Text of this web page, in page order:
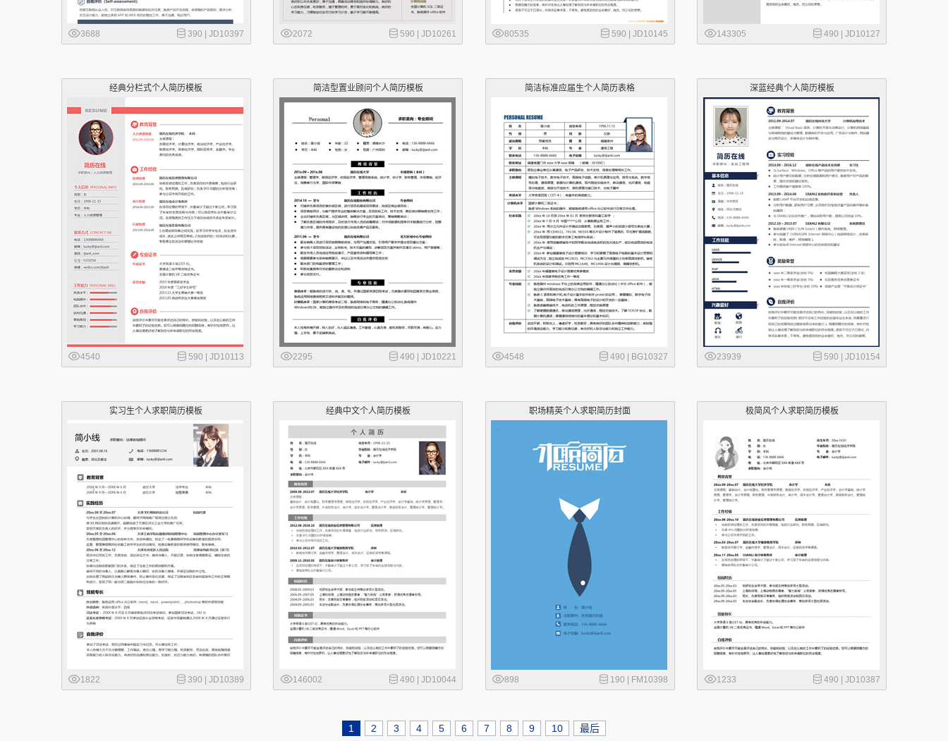
3688 390 |JD10397 2072 590 | JD10261 80535 590 |JD10145 143305 490 | JD10127
经典分栏式个人简历模板
4540 590 |JD10113
简洁型置业顾问个人简历模板
2295 490 | JD10221
简洁标准应届生个人简历表格
4548 490 | BG10327
深蓝经典个人简历模板
23939 590 | JD10154
实习生个人求职简历模板
1822 390 |JD10389
经典中文个人简历模板
146002 490 | JD10044
职场精英个人求职简历封面
898 190 | FM10398
极简风个人求职简历模板
1233 490 | JD10387
1 2 3 4 5 6 7 8 9 10 最后